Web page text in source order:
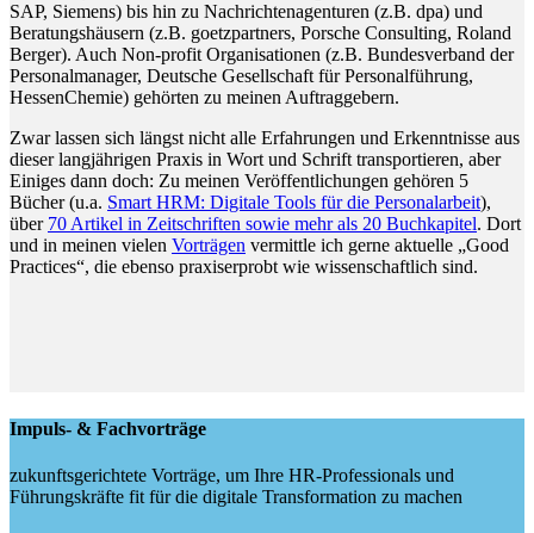
SAP, Siemens) bis hin zu Nachrichtenagenturen (z.B. dpa) und
Beratungshäusern (z.B. goetzpartners, Porsche Consulting, Roland
Berger). Auch Non-profit Organisationen (z.B. Bundesverband der
Personalmanager, Deutsche Gesellschaft für Personalführung,
HessenChemie) gehörten zu meinen Auftraggebern.
Zwar lassen sich längst nicht alle Erfahrungen und Erkenntnisse aus
dieser langjährigen Praxis in Wort und Schrift transportieren, aber
Einiges dann doch: Zu meinen Veröffentlichungen gehören 5
Bücher (u.a. Smart HRM: Digitale Tools für die Personalarbeit),
über 70 Artikel in Zeitschriften sowie mehr als 20 Buchkapitel. Dort
und in meinen vielen Vorträgen vermittle ich gerne aktuelle „Good
Practices“, die ebenso praxiserprobt wie wissenschaftlich sind.
Impuls- & Fachvorträge
zukunftsgerichtete Vorträge, um Ihre HR-Professionals und
Führungskräfte fit für die digitale Transformation zu machen